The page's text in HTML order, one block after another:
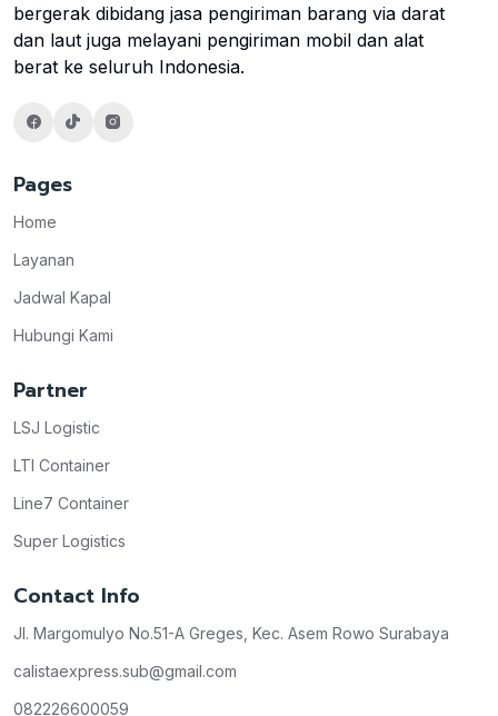
bergerak dibidang jasa pengiriman barang via darat
dan laut juga melayani pengiriman mobil dan alat
berat ke seluruh Indonesia.
Pages
Home
Layanan
Jadwal Kapal
Hubungi Kami
Partner
LSJ Logistic
LTI Container
Line7 Container
Super Logistics
Contact Info
Jl. Margomulyo No.51-A Greges, Kec. Asem Rowo Surabaya
calistaexpress.sub@gmail.com
082226600059